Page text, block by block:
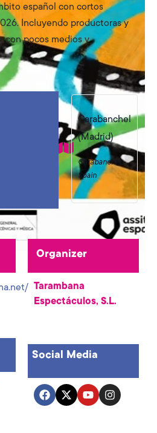
español con cortos
Incluyendo productoras y
con pocos medios y
Carabanchel
(Madrid)
Carabanchel,
Spain
Organizer
Tarambana
Espectáculos, S.L.
Social Media